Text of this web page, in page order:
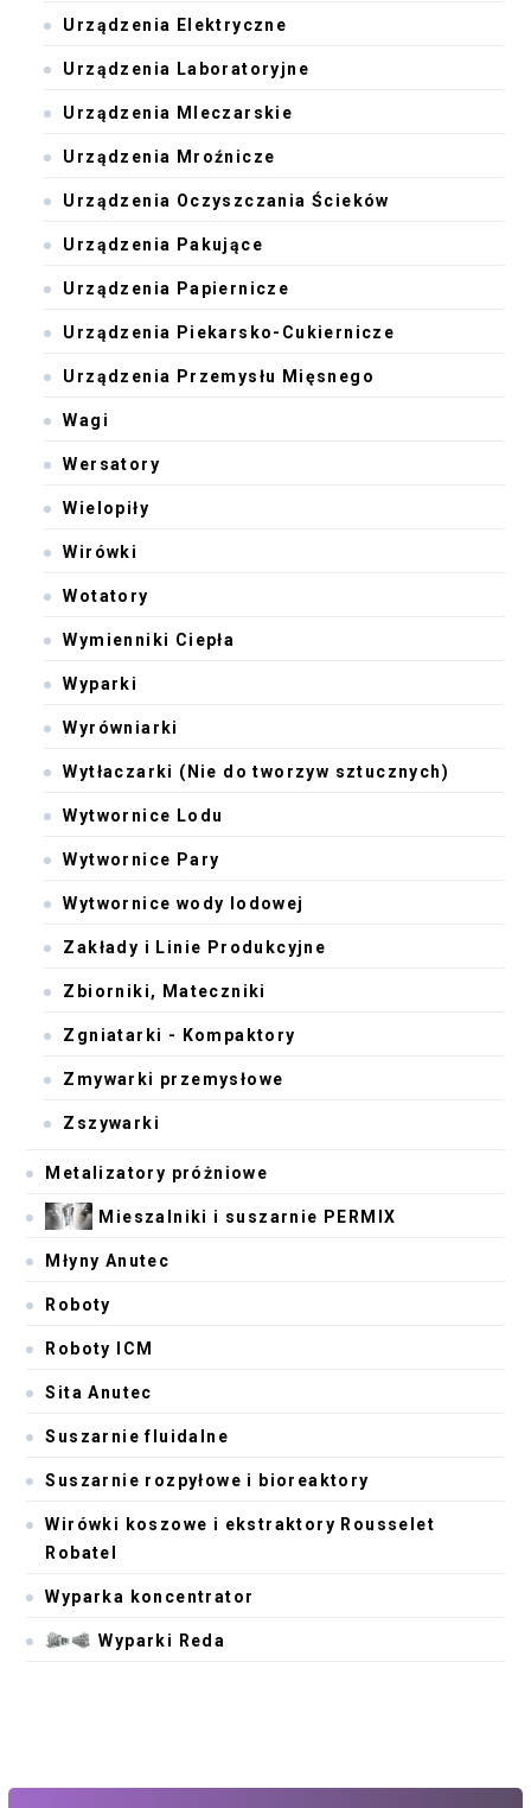
Urządzenia Elektryczne
Urządzenia Laboratoryjne
Urządzenia Mleczarskie
Urządzenia Mroźnicze
Urządzenia Oczyszczania Ścieków
Urządzenia Pakujące
Urządzenia Papiernicze
Urządzenia Piekarsko-Cukiernicze
Urządzenia Przemysłu Mięsnego
Wagi
Wersatory
Wielopiły
Wirówki
Wotatory
Wymienniki Ciepła
Wyparki
Wyrówniarki
Wytłaczarki (Nie do tworzyw sztucznych)
Wytwornice Lodu
Wytwornice Pary
Wytwornice wody lodowej
Zakłady i Linie Produkcyjne
Zbiorniki, Mateczniki
Zgniatarki - Kompaktory
Zmywarki przemysłowe
Zszywarki
Metalizatory próżniowe
Mieszalniki i suszarnie PERMIX
Młyny Anutec
Roboty
Roboty ICM
Sita Anutec
Suszarnie fluidalne
Suszarnie rozpyłowe i bioreaktory
Wirówki koszowe i ekstraktory Rousselet
Robatel
Wyparka koncentrator
Wyparki Reda